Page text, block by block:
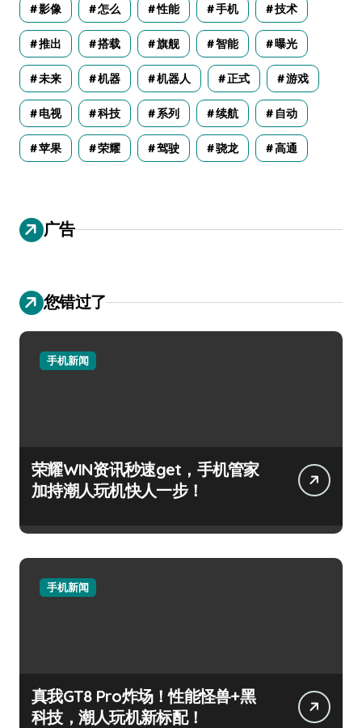
影像 怎么 性能 手机 技术
推出 搭载 旗舰 智能 曝光
未来 机器 机器人 正式 游戏
电视 科技 系列 续航 自动
苹果 荣耀 驾驶 骁龙 高通
广告
您错过了
手机新闻
荣耀WIN资讯秒速get，手机管家
加持潮人玩机快人一步！
手机新闻
真我GT8 Pro炸场！性能怪兽+黑
科技，潮人玩机新标配！